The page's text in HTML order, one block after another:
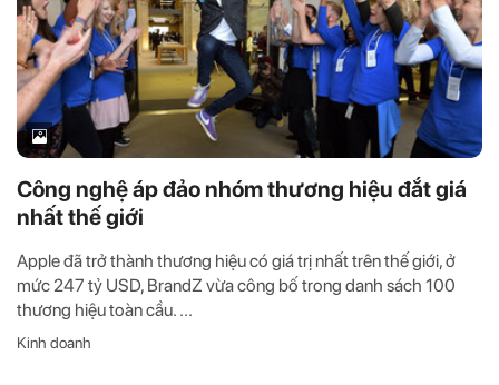
Công nghệ áp đảo nhóm thương hiệu đắt giá
nhất thế giới
Apple đã trở thành thương hiệu có giá trị nhất trên thế giới, ở
mức 247 tỷ USD, BrandZ vừa công bố trong danh sách 100
thương hiệu toàn cầu. ...
Kinh doanh